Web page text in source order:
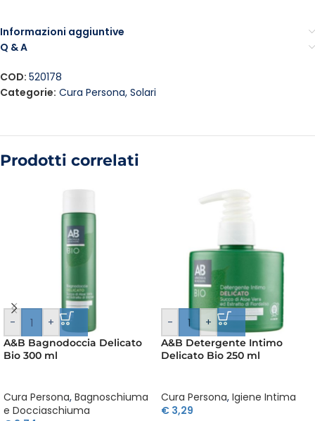
Informazioni aggiuntive
Q & A
COD: 520178
Categorie: Cura Persona, Solari
Prodotti correlati
- +
A&B Bagnodoccia Delicato
Bio 300 ml
Cura Persona, Bagnoschiuma
e Docciaschiuma
- +
A&B Detergente Intimo
Delicato Bio 250 ml
Cura Persona, Igiene Intima
€ 3,29